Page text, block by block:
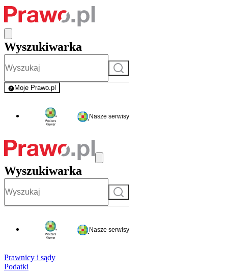
Wyszukiwarka
Szukaj
Moje Prawo.pl
- rejestracja i logowanie do serwisu
Nasze serwisy
Wyszukiwarka
Szukaj
Nasze serwisy
Prawnicy i sądy
Podatki